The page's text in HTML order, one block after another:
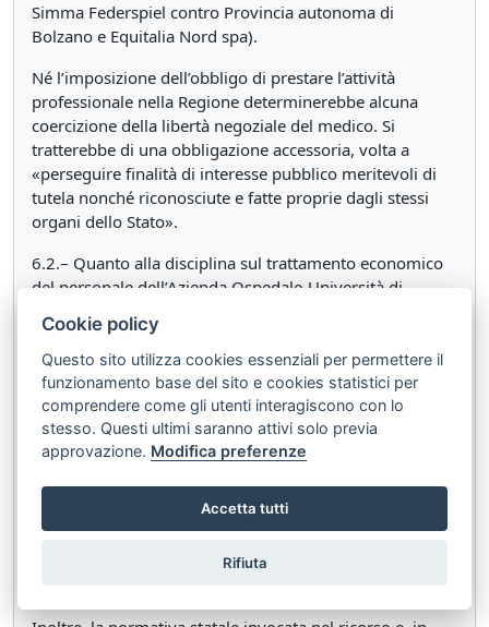
Simma Federspiel contro Provincia autonoma di
Bolzano e Equitalia Nord spa).
Né l’imposizione dell’obbligo di prestare l’attività
professionale nella Regione determinerebbe alcuna
coercizione della libertà negoziale del medico. Si
tratterebbe di una obbligazione accessoria, volta a
«perseguire finalità di interesse pubblico meritevoli di
tutela nonché riconosciute e fatte proprie dagli stessi
organi dello Stato».
6.2.– Quanto alla disciplina sul trattamento economico
del personale dell’Azienda Ospedale-Università di
Padova, la Regione ne ribadisce la finalità perequativa,
rispettosa dei vincoli di spesa.
La disposizione impugnata autorizzerebbe la Giunta
regionale a fornire «mere linee di indirizzo», senza
sconfinare nello spazio riservato alla contrattazione
collettiva.
6.3.– Con riguardo all’esonero dalle prove preselettive,
la Regione ha ribadito l’estraneità della disciplina
impugnata alla materia «ordinamento civile», in quanto
relativa a una fase anteriore alla sottoscrizione del
Cookie policy
Questo sito utilizza cookies essenziali per permettere il
funzionamento base del sito e cookies statistici per
comprendere come gli utenti interagiscono con lo
stesso. Questi ultimi saranno attivi solo previa
approvazione. Modifica preferenze
Accetta tutti
Rifiuta